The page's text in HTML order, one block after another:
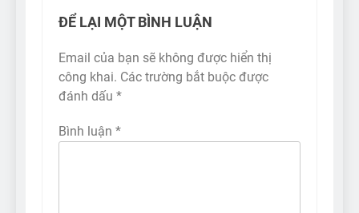
ĐỂ LẠI MỘT BÌNH LUẬN
Email của bạn sẽ không được hiển thị
công khai. Các trường bắt buộc được
đánh dấu *
Bình luận *